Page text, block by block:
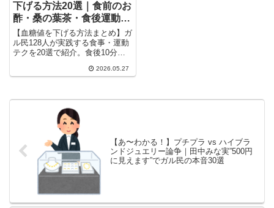
下げる方法20選｜食前のお
酢・桑の葉茶・食後運動の
リアル体験談
【血糖値を下げる方法まとめ】ガ
ル民128人が実践する食事・運動
テクを20選で紹介。食後10分の
葉茶・りんご酢・HbA1c下げた成
2026.05.27
【あ〜わかる！】プチプラ vs ハイブラ
ンドジュエリー論争｜田中みな実”500円
に見えます”でガル民の本音30選